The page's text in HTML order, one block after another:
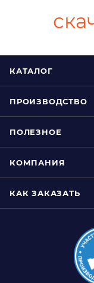
КАТАЛОГ
ПРОИЗВОДСТВО
ПОЛЕЗНОЕ
КОМПАНИЯ
КАК ЗАКАЗАТЬ